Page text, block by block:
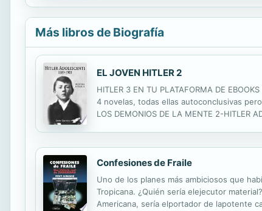
Más libros de Biografía
EL JOVEN HITLER 2
HITLER 3 EN TU PLATAFORMA DE
4 novelas, todas ellas autoconclusivas
LOS DEMONIOS DE LA MENTE 2-HITLER
Confesiones de Fraile
Uno de los planes más ambiciosos que
Tropicana. ¿Quién sería elejecutor
Americana, sería elportador de lapotente